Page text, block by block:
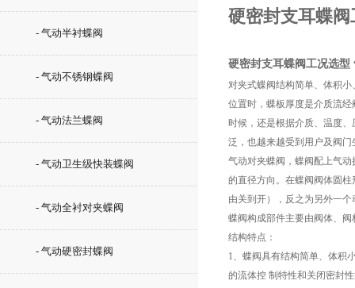
- 气动半衬蝶阀
- 气动不锈钢蝶阀
- 气动法兰蝶阀
- 气动卫生级快装蝶阀
- 气动全衬对夹蝶阀
- 气动硬密封蝶阀
硬密封支耳蝶
硬密封支耳蝶阀工况选型
对夹式蝶阀结构简单、体积
位置时，蝶板厚度是介质流
时候，还是根据介质、温度
泛，也越来越受到用户及阀
气动对夹蝶阀，蝶阀配上气
的直径方向。在蝶阀阀体圆
由关到开），反之为另外一
蝶阀构成部件主要由阀体、
结构特点：
1、蝶阀具有结构简单、体积
的流体控 制特性和关闭密封